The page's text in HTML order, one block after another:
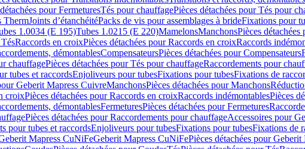
pour FermeturesTés pour chauffagePièces détachées pour Tés pour
ThermJoints d’étanchéitéPacks de vis pour assemblages à brideFixations pour
1.0034 (E 195)Tubes 1.0215 (E 220)MamelonsManchonsPièces
Raccords en croixPièces détachées pour Raccords en croixRaccords
démontablesCompensateursPièces détachées pour Compensateurs
chauffagePièces détachées pour Tés pour chauffageRaccordements pour
tubes et raccordsEnjoliveurs pour tubesFixations pour tubesFixations de
Geberit Mapress CuivreManchonsPièces détachées pour Manchons
croixPièces détachées pour Raccords en croixRaccords indémontablesPièces
démontablesFermeturesPièces détachées pour Fermetures
Pièces détachées pour Raccordements pour chauffageAccessoires pour
pour tubes et raccordsEnjoliveurs pour tubesFixations pour tubesFixations de
Mapress CuNiFeGeberit Mapress CuNiFePièces détachées pour